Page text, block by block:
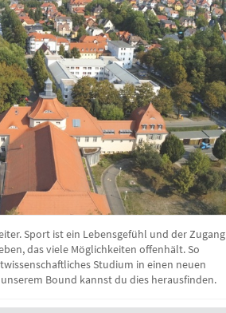
Sport ist ein Lebensgefühl und der Zugang
das viele Möglichkeiten offenhält. So
Studium in einen neuen
Bound kannst du dies herausfinden.